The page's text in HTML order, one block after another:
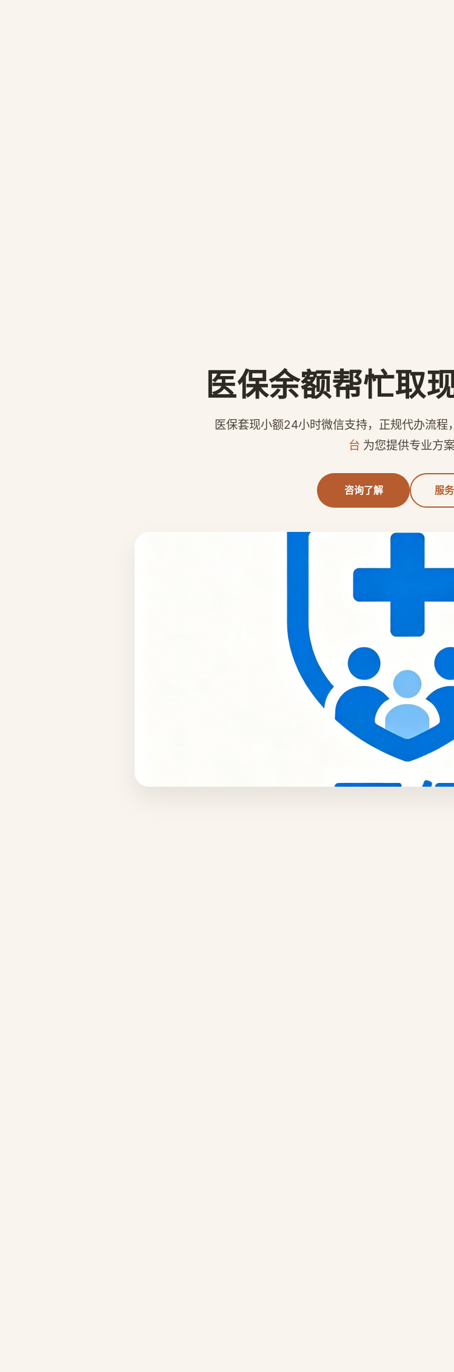
医保余额帮忙取
医保套现小额24小时微信支持，正规代办流程
台 为您提供专业方案
咨询了解 服